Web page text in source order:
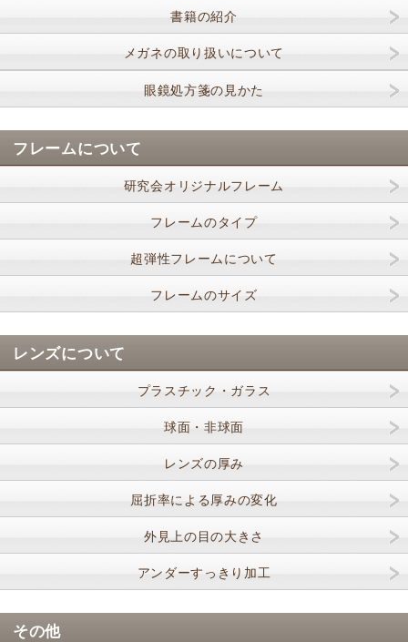
書籍の紹介
メガネの取り扱いについて
眼鏡処方箋の見かた
フレームについて
研究会オリジナルフレーム
フレームのタイプ
超弾性フレームについて
フレームのサイズ
レンズについて
プラスチック・ガラス
球面・非球面
レンズの厚み
屈折率による厚みの変化
外見上の目の大きさ
アンダーすっきり加工
その他